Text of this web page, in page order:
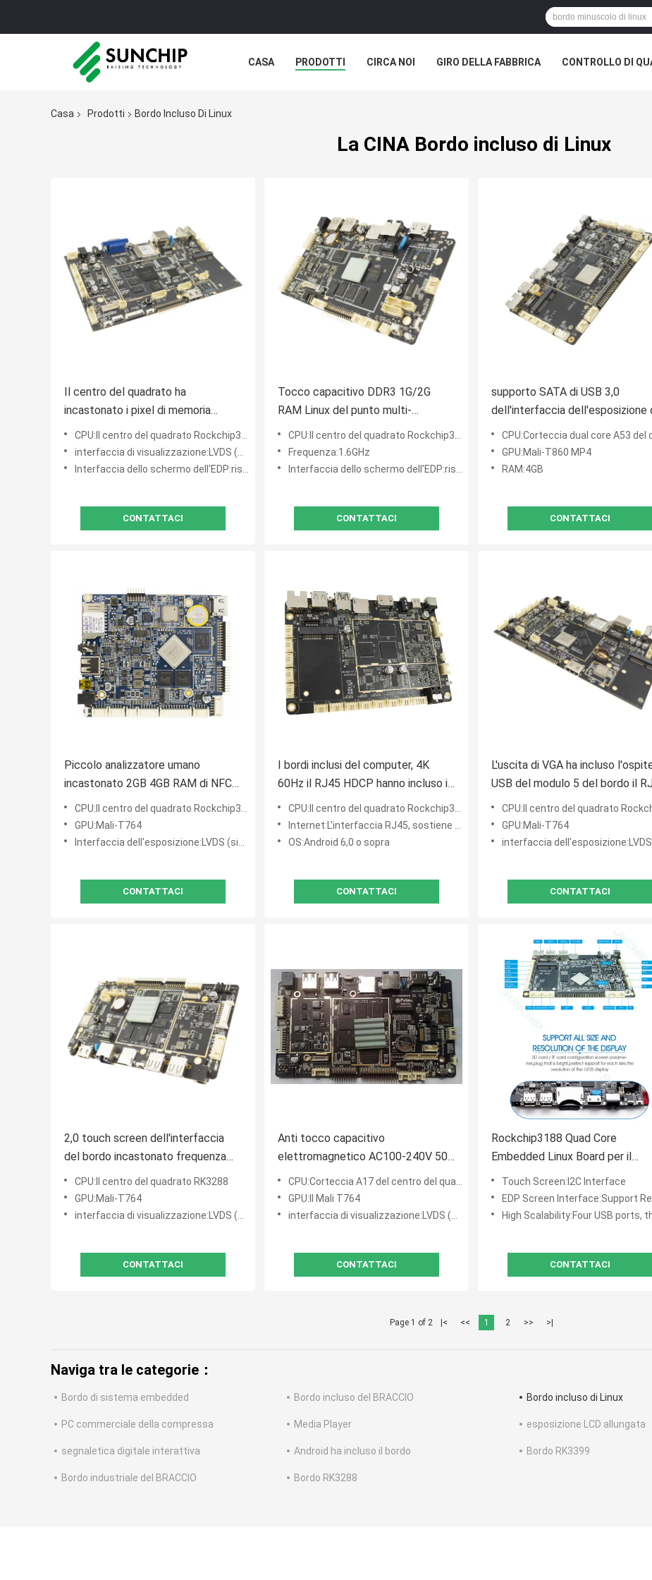
CASA PRODOTTI CIRCA NOI GIRO DELLA FABBRICA CONTROLLO DI
Casa Prodotti Bordo Incluso Di Linux
La CINA Bordo incluso di Linux
Il centro del quadrato ha
incastonato i pixel di memoria
800W del bordo 1GB DDR3 16GB di
Linux per esposizione
CPU:Il centro del quadrato Rockchip3188
interfaccia di visualizzazione:LVDS (singolo, 6 doppi, 8 doppi)
Interfaccia dello schermo dell'EDP:risoluzione 1920*1080P di sostegno
CONTATTACI
Tocco capacitivo DDR3 1G/2G
RAM Linux del punto multi-
minuscolo del bordo RJ45 di 4 IO
CPU:Il centro del quadrato Rockchip3188
Frequenza:1.6GHz
Interfaccia dello schermo dell'EDP:risoluzione 1920*1080P di sostegno
CONTATTACI
supporto SATA di USB 3,0
dell'interfaccia dell'esposizione
bordo incluso EDP tre di
1920*1080P Linux
CPU:Corteccia dual core A53 del centro della corteccia A72+quad del centro
GPU:Mali-T860 MP4
RAM:4GB
CONTATTACI
Piccolo analizzatore umano
incastonato 2GB 4GB RAM di NFC
del sensore RFID del bordo di Linux
2,2 gigahertz
CPU:Il centro del quadrato Rockchip3288
GPU:Mali-T764
Interfaccia dell'esposizione:LVDS (singolo, 6 doppi, 8 doppi
CONTATTACI
I bordi inclusi del computer, 4K
60Hz il RJ45 HDCP hanno incluso i
bordi di CPU
CPU:Il centro del quadrato Rockchip3328
Internet:L'interfaccia RJ45, sostiene 10M/100M Ethernet
OS:Android 6,0 o sopra
CONTATTACI
L'uscita di VGA ha incluso
USB del modulo 5 del bordo il
il PoE 2.4G 5G WiFi 3G di Linux
CPU:Il centro del quadrato
GPU:Mali-T764
interfaccia dell'esposizione:LVDS (singolo, 6 doppi, 8
CONTATTACI
2,0 touch screen dell'interfaccia
del bordo incastonato frequenza
RK3288 I2C del gigahertz Linux
CPU:Il centro del quadrato RK3288
GPU:Mali-T764
interfaccia di visualizzazione:LVDS (singolo, 6 doppi, 8 doppi)
CONTATTACI
Anti tocco capacitivo
elettromagnetico AC100-240V 50-
60HZ del bordo RK3288 di Linux del
centro del quadrato
CPU:Corteccia A17 del centro del quadrato Rockchip3288
GPU:Il Mali T764
interfaccia di visualizzazione:LVDS (singolo, 6 doppi, 8 doppi)
CONTATTACI
Rockchip3188 Quad Core
Embedded Linux Board per il
supporto Internet 10M/100M
Ethernet e gestori di risorse
Touch Screen:I2C Interface
EDP Screen Interface:Support Resolution
High Scalability:Four USB ports, three serial ports, can expand more
CONTATTACI
Page 1 of 2 |< << 1 2 >> >|
Naviga tra le categorie：
Bordo di sistema embedded Bordo incluso del BRACCIO Bordo incluso di Linux
PC commerciale della compressa Media Player esposizione LCD allungata
segnaletica digitale interattiva Android ha incluso il bordo Bordo RK3399
Bordo industriale del BRACCIO Bordo RK3288